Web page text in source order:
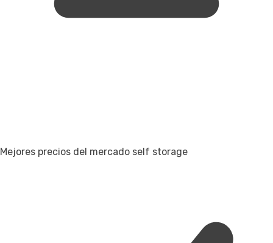
Mejores precios del mercado self storage